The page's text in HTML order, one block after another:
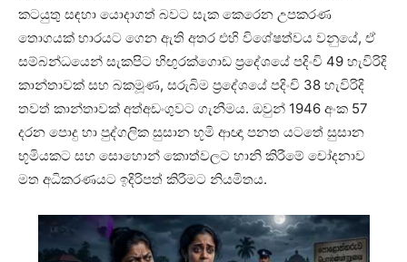
කටයුතු සඳහා යොදාගත් බවට සැක කෙරෙන උපකරණ
තොගයක් භාරයට ගෙන ඇති අතර එහි විශේෂත්වය වනුයේ, ඒ
සම්බන්ධයෙන් සැකපිට හිඟුරක්ගොඩ ප්‍රදේශයේ පදිංචි 49 හැවිරිදි
කාන්තාවක් සහ බකමූණ, සරුබිම ප්‍රදේශයේ පදිංචි 38 හැවිරිදි
තවත් කාන්තාවක් අත්අඩංගුවට ගැනීමය. ඔවුන් 1946 අංක 57
දරන පොදු හා පුද්ගලික සුසාන භූමි ආඥා පනත යටතේ සුසාන
භූමියකට සහ සොහොන් කොත්වලට හානි කිරීමේ චෝදනාව
මත අධිකරණයට ඉදිරිපත් කිරීමට නියමිතය.